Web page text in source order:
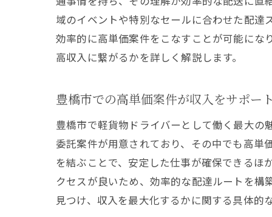
域のイベントや特別なセールに合わせた配達
効率的に高単価案件をこなすことが可能にな
高収入に繋がるかを詳しく解説します。
豊橋市での高単価案件が収入をサポー
豊橋市で軽貨物ドライバーとして働く最大
委託案件が用意されており、その中でも高単
を結ぶことで、安定した仕事が確保できるほ
クセスが良いため、効率的な配達ルートを
見つけ、収入を最大化するかに関する具体的